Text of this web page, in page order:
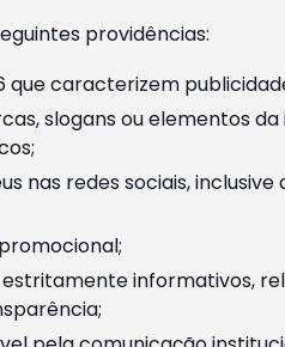
providências:
caracterizem
slogans ou elementos
nas redes sociais,
informativos,